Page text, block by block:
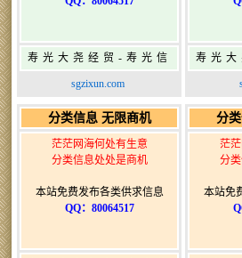
寿光大尧经贸-寿光信
息网-免费信息发布网-
sgzixun.com
寿光
息网-
分类信息 无限商机
茫茫网海何处有生意
分类信息处处是商机
本站免费发布各类供求信息
QQ：80064517
分
茫
分
本站免